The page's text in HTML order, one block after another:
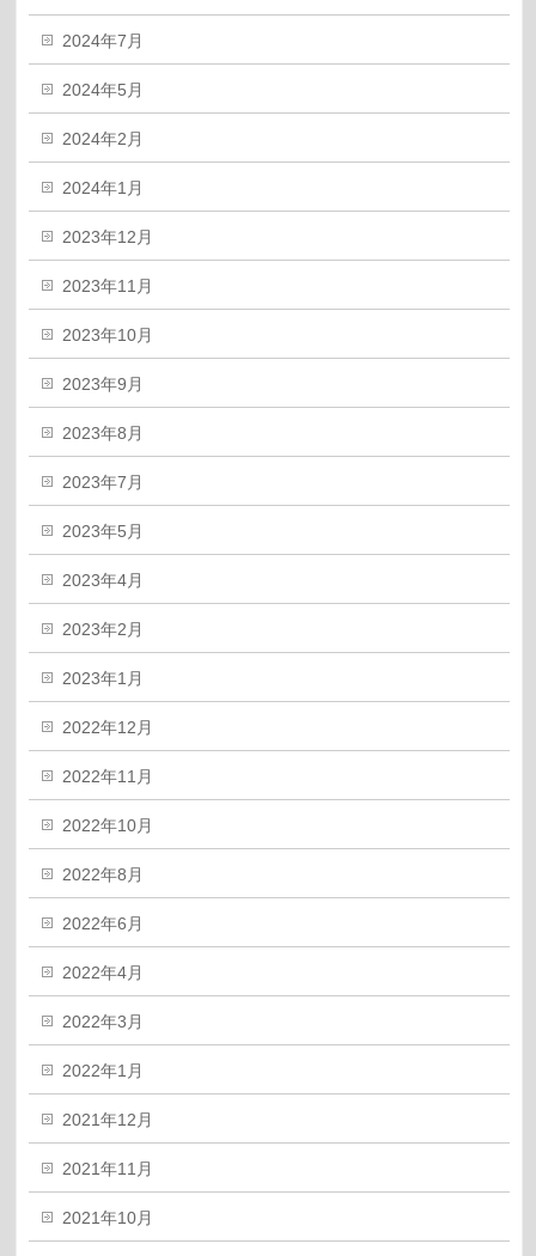
2024年7月
2024年5月
2024年2月
2024年1月
2023年12月
2023年11月
2023年10月
2023年9月
2023年8月
2023年7月
2023年5月
2023年4月
2023年2月
2023年1月
2022年12月
2022年11月
2022年10月
2022年8月
2022年6月
2022年4月
2022年3月
2022年1月
2021年12月
2021年11月
2021年10月